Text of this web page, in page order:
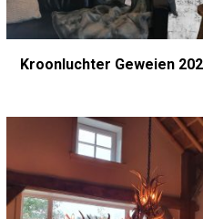
Kroonluchter Geweien